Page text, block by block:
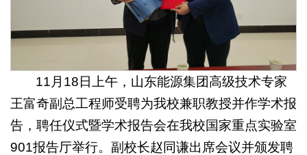
11月18日上午，山东能源集团高级技术专家
王富奇副总工程师受聘为我校兼职教授并作学术报
告，聘任仪式暨学术报告会在我校国家重点实验室
901报告厅举行。副校长赵同谦出席会议并颁发聘